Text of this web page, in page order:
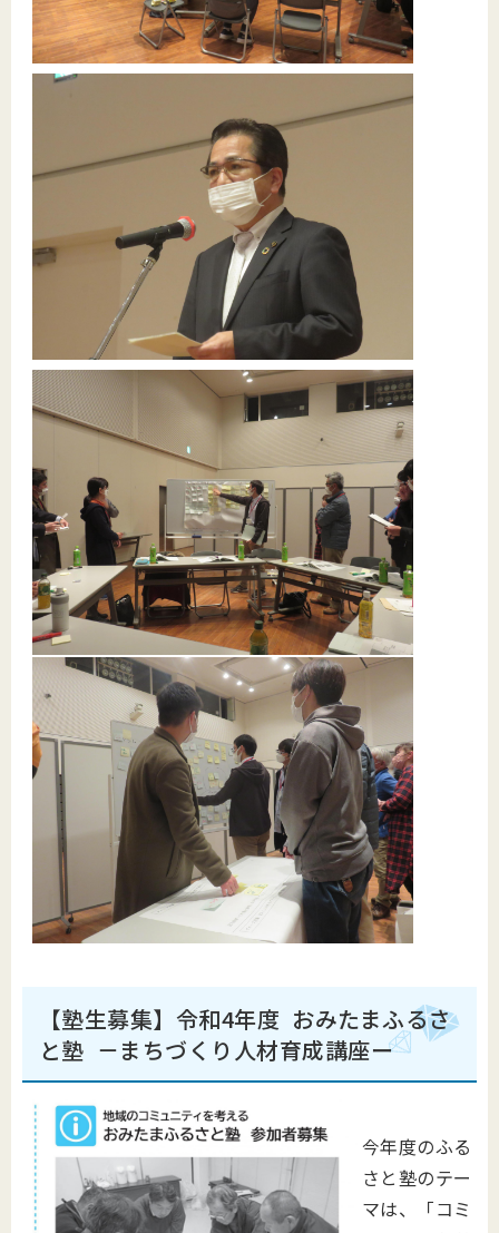
【塾生募集】令和4年度 おみたまふるさ
と塾 －まちづくり人材育成講座ー
今年度のふる
さと塾のテー
マは、「コミ